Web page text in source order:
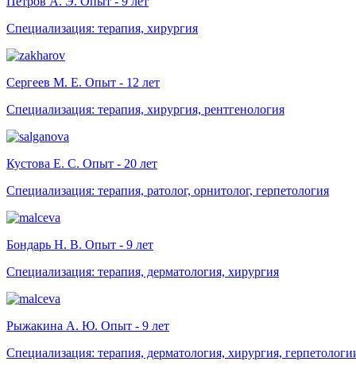
Специализация: терапия, хирургия
Сергеев М. Е. Опыт - 12 лет
Специализация: терапия, хирургия, рентгенология
Кустова Е. С. Опыт - 20 лет
Специализация: терапия, ратолог, орнитолог, герпетология
Бондарь Н. В. Опыт - 9 лет
Специализация: терапия, дерматология, хирургия
Рыжакина А. Ю. Опыт - 9 лет
Специализация: терапия, дерматология, хирургия,